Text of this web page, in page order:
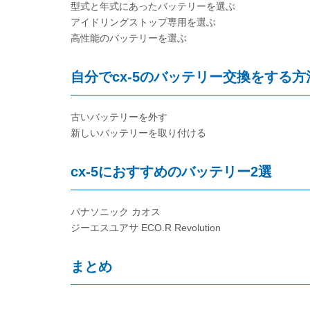
型式と年式にあったバッテリーを選ぶ
アイドリングストップ専用を選ぶ
高性能のバッテリーを選ぶ
自分でcx-5のバッテリー交換をする方
古いバッテリーを外す
新しいバッテリーを取り付ける
cx-5におすすめのバッテリー2選
パナソニック カオス
ジーエスユアサ ECO.R Revolution
まとめ